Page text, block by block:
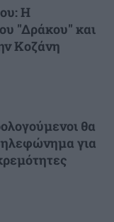
Η
"Δράκου" και
Κοζάνη
θα
για